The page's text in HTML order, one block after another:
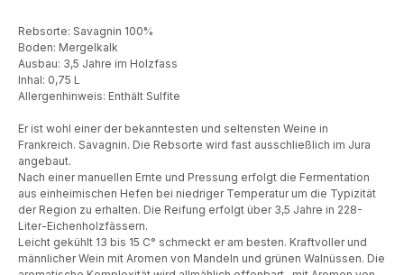
Rebsorte: Savagnin 100%
Boden: Mergelkalk
Ausbau: 3,5 Jahre im Holzfass
Inhal: 0,75 L
Allergenhinweis: Enthält Sulfite
Er ist wohl einer der bekanntesten und seltensten Weine in
Frankreich. Savagnin. Die Rebsorte wird fast ausschließlich im Jura
angebaut.
Nach einer manuellen Ernte und Pressung erfolgt die Fermentation
aus einheimischen Hefen bei niedriger Temperatur um die Typizität
der Region zu erhalten. Die Reifung erfolgt über 3,5 Jahre in 228-
Liter-Eichenholzfässern.
Leicht gekühlt 13 bis 15 C° schmeckt er am besten. Kraftvoller und
männlicher Wein mit Aromen von Mandeln und grünen Walnüssen. Die